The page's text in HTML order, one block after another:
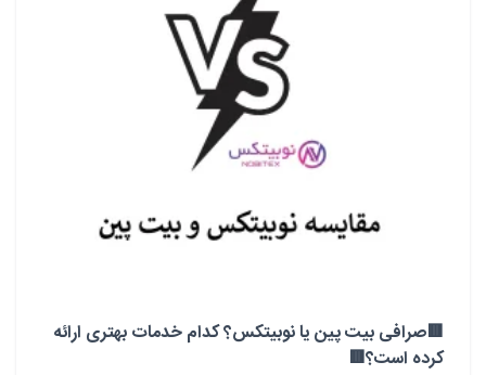
🟥صرافی بیت پین یا نوبیتکس؟ کدام خدمات بهتری ارائه
کرده است؟🟥